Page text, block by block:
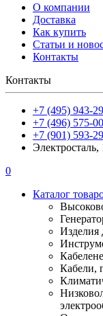
О компании
Доставка
Как купить
Статьи и
Контакты
Контакты
+7 (495) 943-
+7 (496) 575-
+7 (901) 593-
Электросталь,
0
Каталог
Изделия
Кабели,